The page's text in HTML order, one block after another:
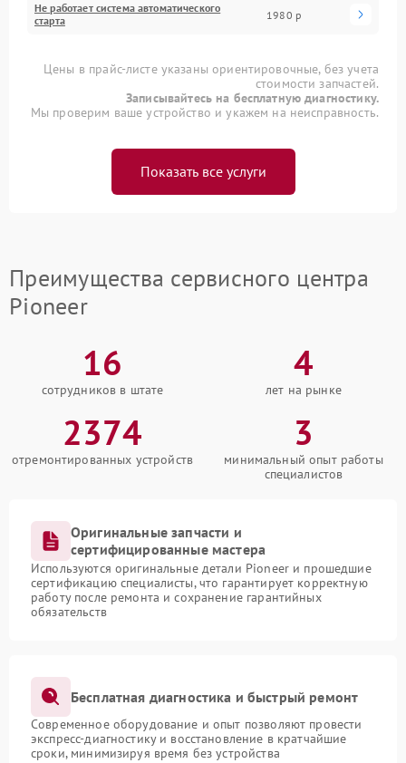
Не работает система автоматического
старта
1980 р
Цены в прайс-листе указаны ориентировочные, без учета
стоимости запчастей.
Записывайтесь на бесплатную диагностику.
Мы проверим ваше устройство и укажем на неисправность.
Показать все услуги
Преимущества сервисного центра
Pioneer
16
сотрудников в штате
4
лет на рынке
2374
отремонтированных устройств
3
минимальный опыт работы
специалистов
Оригинальные запчасти и
сертифицированные мастера
Используются оригинальные детали Pioneer и прошедшие
сертификацию специалисты, что гарантирует корректную
работу после ремонта и сохранение гарантийных
обязательств
Бесплатная диагностика и быстрый ремонт
Современное оборудование и опыт позволяют провести
экспресс-диагностику и восстановление в кратчайшие
сроки, минимизируя время без устройства